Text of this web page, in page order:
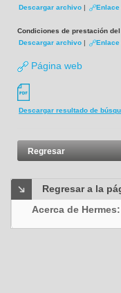
Descargar archivo | Enlace
Condiciones de prestación
Descargar archivo | Enlace
Página web
Descargar resultado de
Regresar
Regresar a la
Acerca de Hermes: